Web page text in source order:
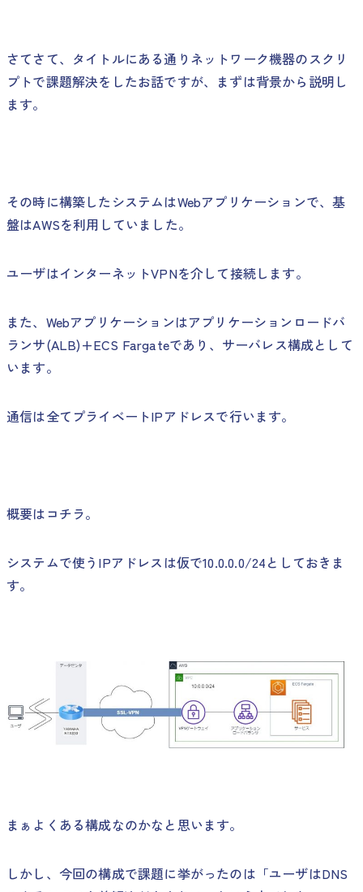
さてさて、タイトルにある通りネットワーク機器のスクリ
プトで課題解決をしたお話ですが、まずは背景から説明し
ます。
その時に構築したシステムはWebアプリケーションで、基
盤はAWSを利用していました。
ユーザはインターネットVPNを介して接続します。
また、Webアプリケーションはアプリケーションロードバ
ランサ(ALB)+ECS Fargateであり、サーバレス構成として
います。
通信は全てプライベートIPアドレスで行います。
概要はコチラ。
システムで使うIPアドレスは仮で10.0.0.0/24としておきま
す。
まぁよくある構成なのかなと思います。
しかし、今回の構成で課題に挙がったのは「ユーザはDNS